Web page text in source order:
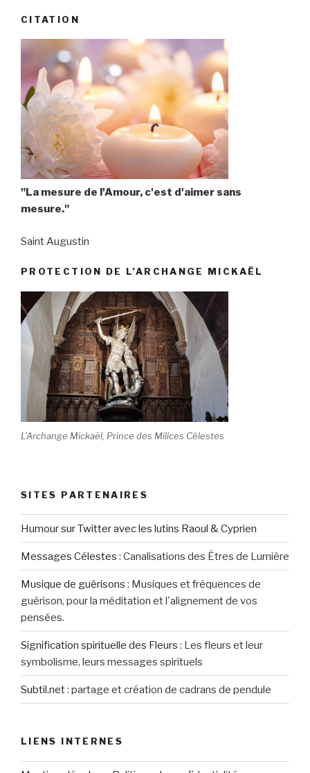
CITATION
"La mesure de l'Amour, c'est d'aimer sans
mesure."
Saint Augustin
PROTECTION DE L’ARCHANGE MICKAËL
L'Archange Mickaël, Prince des Milices Célestes
SITES PARTENAIRES
Humour sur Twitter avec les lutins Raoul & Cyprien
Messages Célestes : Canalisations des Êtres de Lumière
Musique de guérisons : Musiques et fréquences de
guérison, pour la méditation et l'alignement de vos
pensées.
Signification spirituelle des Fleurs : Les fleurs et leur
symbolisme, leurs messages spirituels
Subtil.net: partage et création de cadrans de pendule
LIENS INTERNES